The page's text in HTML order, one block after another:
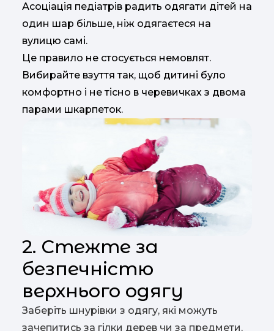
Асоціація педіатрів радить одягати дітей на
один шар більше, ніж одягаєтеся на
вулицю самі.
Це правило не стосується немовлят.
Вибирайте взуття так, щоб дитині було
комфортно і не тісно в черевичках з двома
парами шкарпеток.
2. Стежте за
безпечністю
верхнього одягу
Заберіть шнурівки з одягу, які можуть
зачепитись за гілки дерев чи за предмети,